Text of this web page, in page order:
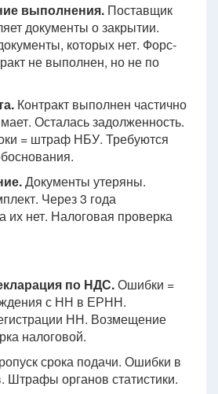
выполнения. Поставщик
документы о закрытии.
которых нет. Форс-
не выполнен, но не по
Контракт выполнен частично
Осталась задолженность.
= штраф НБУ. Требуются
Документы утеряны.
Через 3 года
их нет. Налоговая проверка
по НДС.Ошибки =
с НН в ЕРНН.
НН. Возмещение
налоговой.
срока подачи. Ошибки в
Штрафы органов статистики.